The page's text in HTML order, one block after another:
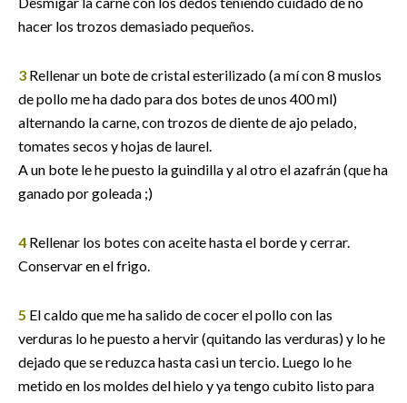
hacer los trozos demasiado pequeños.
3 Rellenar un bote de cristal esterilizado (a mí con 8 muslos
de pollo me ha dado para dos botes de unos 400 ml)
alternando la carne, con trozos de diente de ajo pelado,
tomates secos y hojas de laurel.
A un bote le he puesto la guindilla y al otro el azafrán (que ha
ganado por goleada ;)
4 Rellenar los botes con aceite hasta el borde y cerrar.
Conservar en el frigo.
5 El caldo que me ha salido de cocer el pollo con las
verduras lo he puesto a hervir (quitando las verduras) y lo he
dejado que se reduzca hasta casi un tercio. Luego lo he
metido en los moldes del hielo y ya tengo cubito listo para